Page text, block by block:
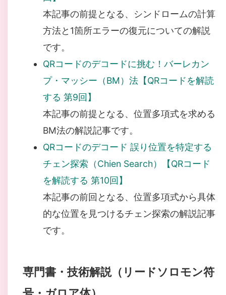
本記事の前提となる、シンドロームの計算
方法と1箇所エラーの復元についての解説
です。
QRコードのデコードに挑む！バーレカン
プ・マッシー（BM）法【QRコードを解読
する 第9回】
本記事の前提となる、位置多項式を求める
BM法の解説記事です。
QRコードのデコード 誤り位置を特定する
チェン探索（Chien Search）【QRコード
を解読する 第10回】
本記事の前回となる、位置多項式から具体
的な位置を見つけるチェン探索の解説記事
です。
専門書・技術解説（リードソロモン符